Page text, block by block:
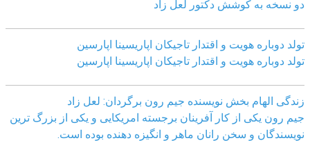
دو نسخه به کوشش دکتور لعل زاد
تولد دوباره هویت و اقتدار تاجیکان اپاریسینا اپارسین
تولد دوباره هویت و اقتدار تاجیکان اپاریسینا اپارسین
زندگی الهام بخش نویسنده جیم رون برگردان: لعل زاد
جیم رون یکی از کار آفرینان برجسته امریکایی و یکی از بزرگ ترین
نویسندگان و سخن رانان ماهر و انگیزه دهنده بوده است.